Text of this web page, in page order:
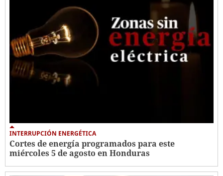
INTERRUPCIÓN ENERGÉTICA
Cortes de energía programados para este
miércoles 5 de agosto en Honduras